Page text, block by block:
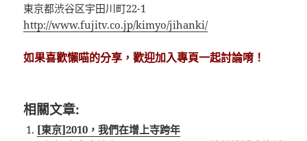
東京都渋谷区宇田川町22-1
http://www.fujitv.co.jp/kimyo/jihanki/
如果喜歡懶喵的分享，歡迎加入專頁一起討論唷！
相關文章:
[東京]2010，我們在增上寺跨年